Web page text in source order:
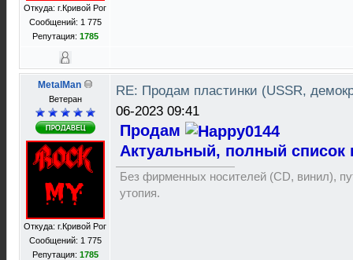
Откуда: г.Кривой Рог
Сообщений: 1 775
Репутация: 1785
MetalMan
Ветеран
Откуда: г.Кривой Рог
Сообщений: 1 775
Репутация: 1785
RE: Продам пластинки (USSR,
06-2023 09:41
Продам
Актуальный, полный список
Без фирменных носителей (CD, винил),
утопия.